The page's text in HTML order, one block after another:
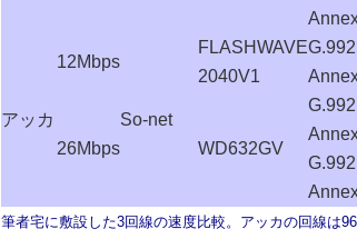
アッカ
12Mbps
So-net
FLASHWAVE
2040V1
26Mbps WD632GV
筆者宅に敷設した3回線の速度比較。アッカの回線は